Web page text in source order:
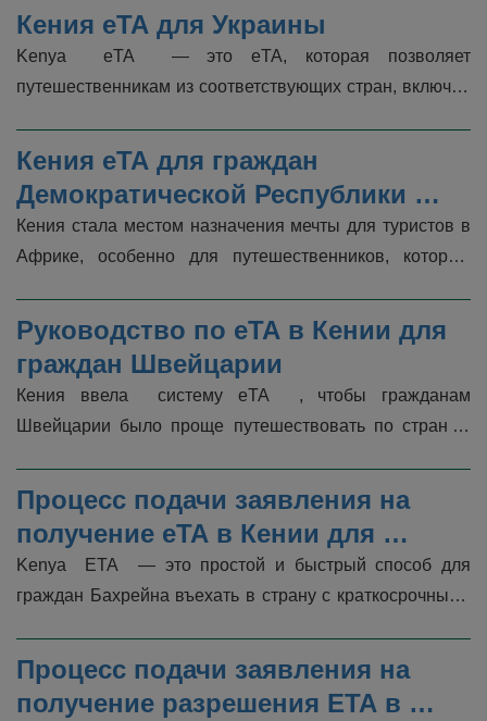
въезд (eTA) в Кению. Данное обновление вносит
изменения в систему электронного разрешения на
въез...
Кения eTA для Украины
Kenya  eTA  — это eTA, которая позволяет
путешественникам из соответствующих стран, включая
транзитных целях. Система eTA...
Кения eTA для граждан
Демократической Республики
Конго
Кения стала местом назначения мечты для туристов в
Африке, особенно для путешественников, которые
животными. Аура  жарких пустынь...
Руководство по eTA в Кении для
граждан Швейцарии
Кения ввела  систему eTA  , чтобы гражданам
Швейцарии было проще путешествовать по стране.
путешественникам легко подавать онлай...
Процесс подачи заявления на
получение eTA в Кении для
граждан Бахрейна
Kenya  ETA  — это простой и быстрый способ для
граждан Бахрейна въехать в страну с краткосрочными
Четкое понимание т...
Процесс подачи заявления на
получение разрешения ETA в